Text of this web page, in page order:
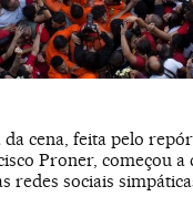
da cena, feita pelo
Proner, começou a
redes sociais